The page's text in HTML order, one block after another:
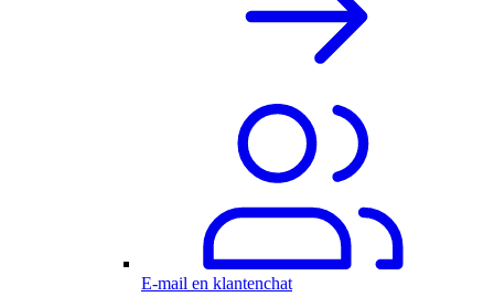
E-mail en klantenchat